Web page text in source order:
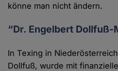
könne man nicht ändern.
“Dr. Engelbert Dollfuß-
In Texing in
Dollfuß, wurde mit